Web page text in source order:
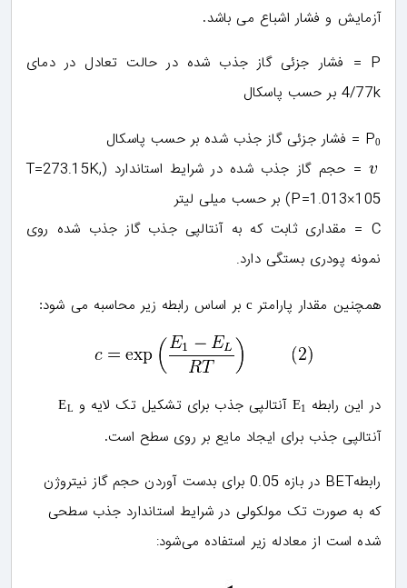
آزمایش و فشار اشباع می باشد.
P = فشار جزئی گاز جذب شده در حالت تعادل در دمای
4/77k بر حسب پاسکال
P0
= فشار جزئی گاز جذب شده بر حسب پاسکال
= حجم گاز جذب شده در شرایط استاندارد (T=273.15K,
P=1.013×105) بر حسب میلی لیتر
C = مقداری ثابت که به آنتالپی جذب گاز جذب شده روی
نمونه پودری بستگی دارد.
همچنین مقدار پارامتر c بر اساس رابطه زیر محاسبه می شود:
در این رابطه E1 آنتالپی جذب برای تشکیل تک لایه و EL
آنتالپی جذب برای ایجاد مایع بر روی سطح است.
رابطهBET در بازه 0.05 برای بدست آوردن حجم گاز نیتروژن
که به صورت تک مولکولی در شرایط استاندارد جذب سطحی
شده است از معادله زیر استفاده می‌شود: